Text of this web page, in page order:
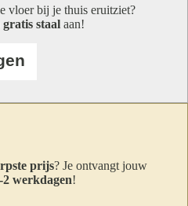
vloer bij je thuis eruitziet?
gratis staal aan!
prijs? Je ontvangt jouw
2 werkdagen!